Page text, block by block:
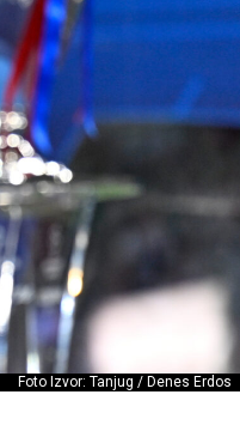
Foto Izvor: Tanjug / Denes Erdos